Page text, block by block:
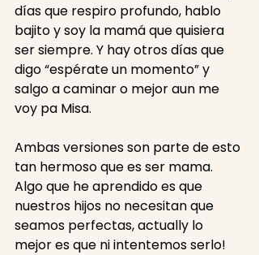
días que respiro profundo, hablo
bajito y soy la mamá que quisiera
ser siempre. Y hay otros días que
digo “espérate un momento” y
salgo a caminar o mejor aun me
voy pa Misa.
Ambas versiones son parte de esto
tan hermoso que es ser mama.
Algo que he aprendido es que
nuestros hijos no necesitan que
seamos perfectas, actually lo
mejor es que ni intentemos serlo!